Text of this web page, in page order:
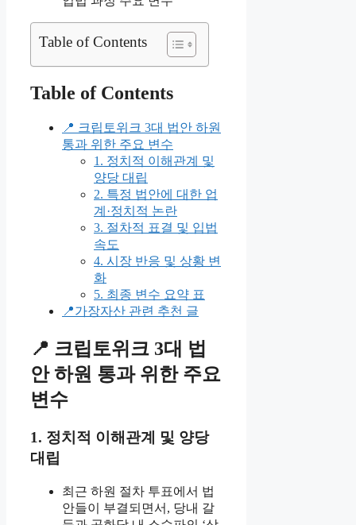
Table of Contents
Table of Contents
📍 크립토위크 3대 법안 하원
통과 위한 주요 변수
1. 정치적 이해관계 및
양당 대립
2. 특정 법안에 대한 업
계·정치적 논란
3. 절차적 표결 및 입법
속도
4. 시장 반응 및 상황 변
화
5. 최종 변수 요약 표
📍가장자산 관련 추천 글
📍 크립토위크 3대 법
안 하원 통과 위한 주요
변수
1. 정치적 이해관계 및 양당
대립
최근 하원 절차 투표에서 법
안들이 부결되면서, 당내 갈